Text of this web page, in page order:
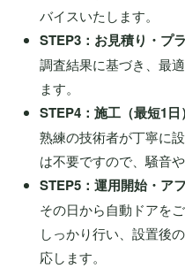
バイスいたします。
STEP3：お見積り・プ
調査結果に基づき、最
ます。
STEP4：施工（最短1日）
熟練の技術者が丁寧に
は不要ですので、騒音
STEP5：運用開始・ア
その日から自動ドアを
しっかり行い、設置後
応します。